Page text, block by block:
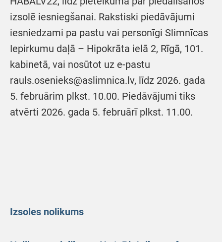
izsolē iesniegšanai. Rakstiski piedāvājumi
iesniedzami pa pastu vai personīgi Slimnīcas
Iepirkumu daļā – Hipokrāta ielā 2, Rīgā, 101.
kabinetā, vai nosūtot uz e-pastu
rauls.osenieks@aslimnica.lv, līdz 2026. gada
5. februārim plkst. 10.00. Piedāvājumi tiks
atvērti 2026. gada 5. februārī plkst. 11.00.
Izsoles nolikums